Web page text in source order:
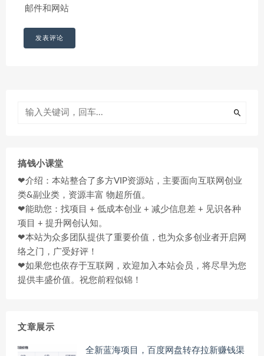
邮件和网站
搞钱小课堂
❤介绍：本站整合了多方VIP资源站，主要面向互联网创业
类&副业类，资源丰富 物超所值。
❤能助您：找项目 + 低成本创业 + 减少信息差 + 见识各种
项目 + 提升网创认知。
❤本站为众多团队提供了重要价值，也为众多创业者开启网
络之门，广受好评！
❤如果您也依存于互联网，欢迎加入本站会员，将尽早为您
提供丰盛价值。祝您前程似锦！
文章展示
全新蓝海项目，百度网盘转存拉新赚钱渠